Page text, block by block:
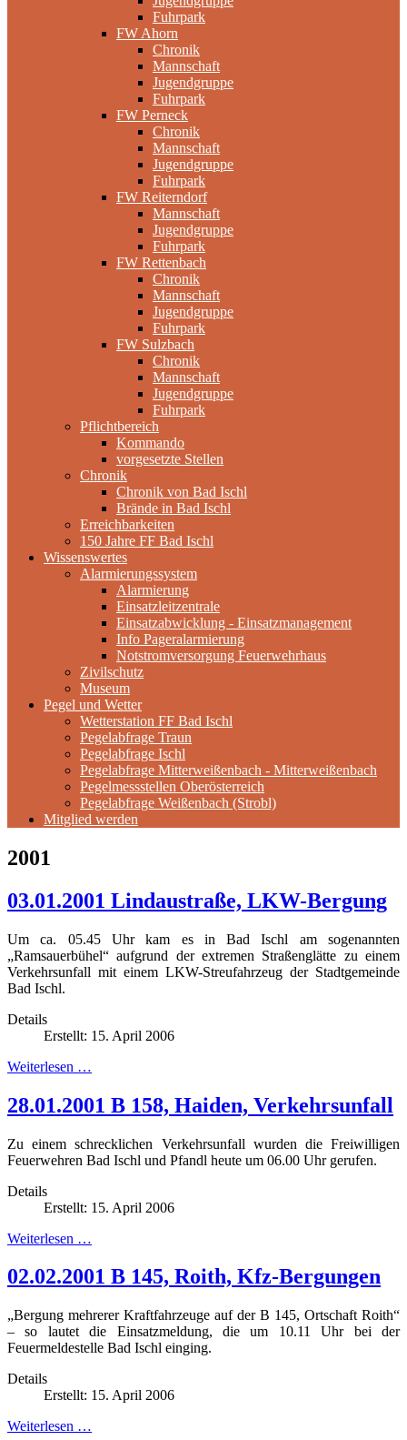
Fuhrpark
FW Ahorn
Chronik
Mannschaft
Jugendgruppe
Fuhrpark
FW Perneck
Chronik
Mannschaft
Jugendgruppe
Fuhrpark
FW Reiterndorf
Mannschaft
Jugendgruppe
Fuhrpark
FW Rettenbach
Chronik
Mannschaft
Jugendgruppe
Fuhrpark
FW Sulzbach
Chronik
Mannschaft
Jugendgruppe
Fuhrpark
Pflichtbereich
Kommando
vorgesetzte Stellen
Chronik
Chronik von Bad Ischl
Brände in Bad Ischl
Erreichbarkeiten
150 Jahre FF Bad Ischl
Wissenswertes
Alarmierungssystem
Alarmierung
Einsatzleitzentrale
Einsatzabwicklung - Einsatzmanagement
Info Pageralarmierung
Notstromversorgung Feuerwehrhaus
Zivilschutz
Museum
Pegel und Wetter
Wetterstation FF Bad Ischl
Pegelabfrage Traun
Pegelabfrage Ischl
Pegelabfrage Mitterweißenbach - Mitterweißenbach
Pegelmessstellen Oberösterreich
Pegelabfrage Weißenbach (Strobl)
Mitglied werden
2001
03.01.2001 Lindaustraße, LKW-Bergung
Um ca. 05.45 Uhr kam es in Bad Ischl am sogenannten
„Ramsauerbühel“ aufgrund der extremen Straßenglätte zu einem
Verkehrsunfall mit einem LKW-Streufahrzeug der Stadtgemeinde
Bad Ischl.
Details
Erstellt: 15. April 2006
Weiterlesen …
28.01.2001 B 158, Haiden, Verkehrsunfall
Zu einem schrecklichen Verkehrsunfall wurden die Freiwilligen
Feuerwehren Bad Ischl und Pfandl heute um 06.00 Uhr gerufen.
Details
Erstellt: 15. April 2006
Weiterlesen …
02.02.2001 B 145, Roith, Kfz-Bergungen
„Bergung mehrerer Kraftfahrzeuge auf der B 145, Ortschaft Roith“
– so lautet die Einsatzmeldung, die um 10.11 Uhr bei der
Feuermeldestelle Bad Ischl einging.
Details
Erstellt: 15. April 2006
Weiterlesen …